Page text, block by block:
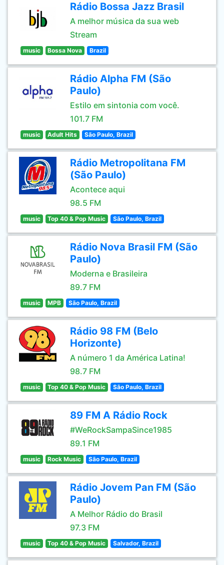
Rádio Bossa Jazz Brasil
A melhor música da sua web
Stream
music Bossa Nova Brazil
Rádio Alpha FM (São
Paulo)
Estilo em sintonia com você.
101.7 FM
music Adult Hits São Paulo, Brazil
Rádio Metropolitana FM
(São Paulo)
Acontece aqui
98.5 FM
music Top 40 & Pop Music São Paulo, Brazil
Rádio Nova Brasil FM (São
Paulo)
Moderna e Brasileira
89.7 FM
music MPB São Paulo, Brazil
Rádio 98 FM (Belo
Horizonte)
A número 1 da América Latina!
98.7 FM
music Top 40 & Pop Music São Paulo, Brazil
89 FM A Rádio Rock
#WeRockSampaSince1985
89.1 FM
music Rock Music São Paulo, Brazil
Rádio Jovem Pan FM (São
Paulo)
A Melhor Rádio do Brasil
97.3 FM
music Top 40 & Pop Music Salvador, Brazil